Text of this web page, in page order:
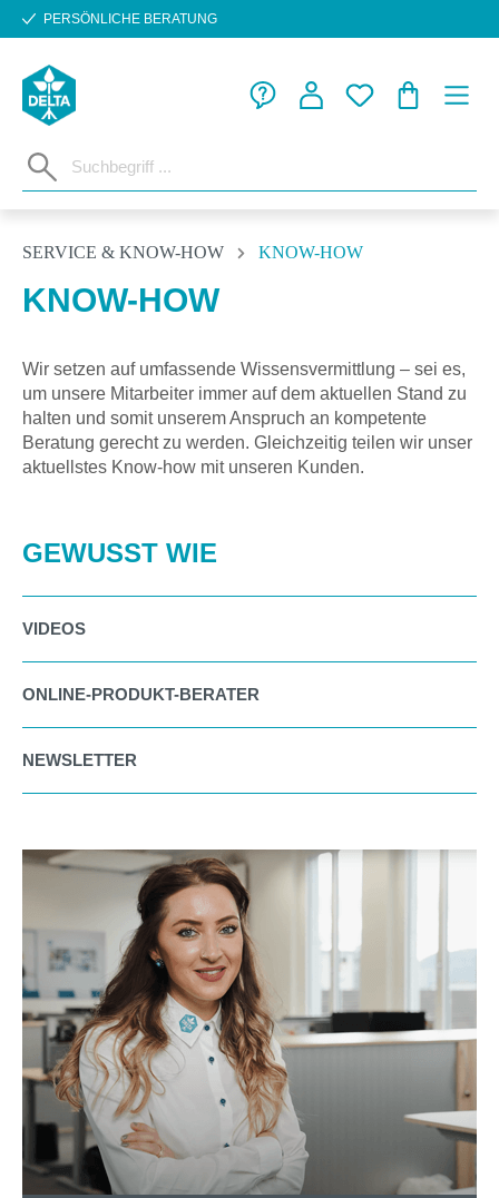
Zum Hauptinhalt springen
PERSÖNLICHE BERATUNG
SERVICE & KNOW-HOW KNOW-HOW
KNOW-HOW
Wir setzen auf umfassende Wissensvermittlung – sei es,
um unsere Mitarbeiter immer auf dem aktuellen Stand zu
halten und somit unserem Anspruch an kompetente
Beratung gerecht zu werden. Gleichzeitig teilen wir unser
aktuellstes Know-how mit unseren Kunden.
GEWUSST WIE
VIDEOS
ONLINE-PRODUKT-BERATER
NEWSLETTER